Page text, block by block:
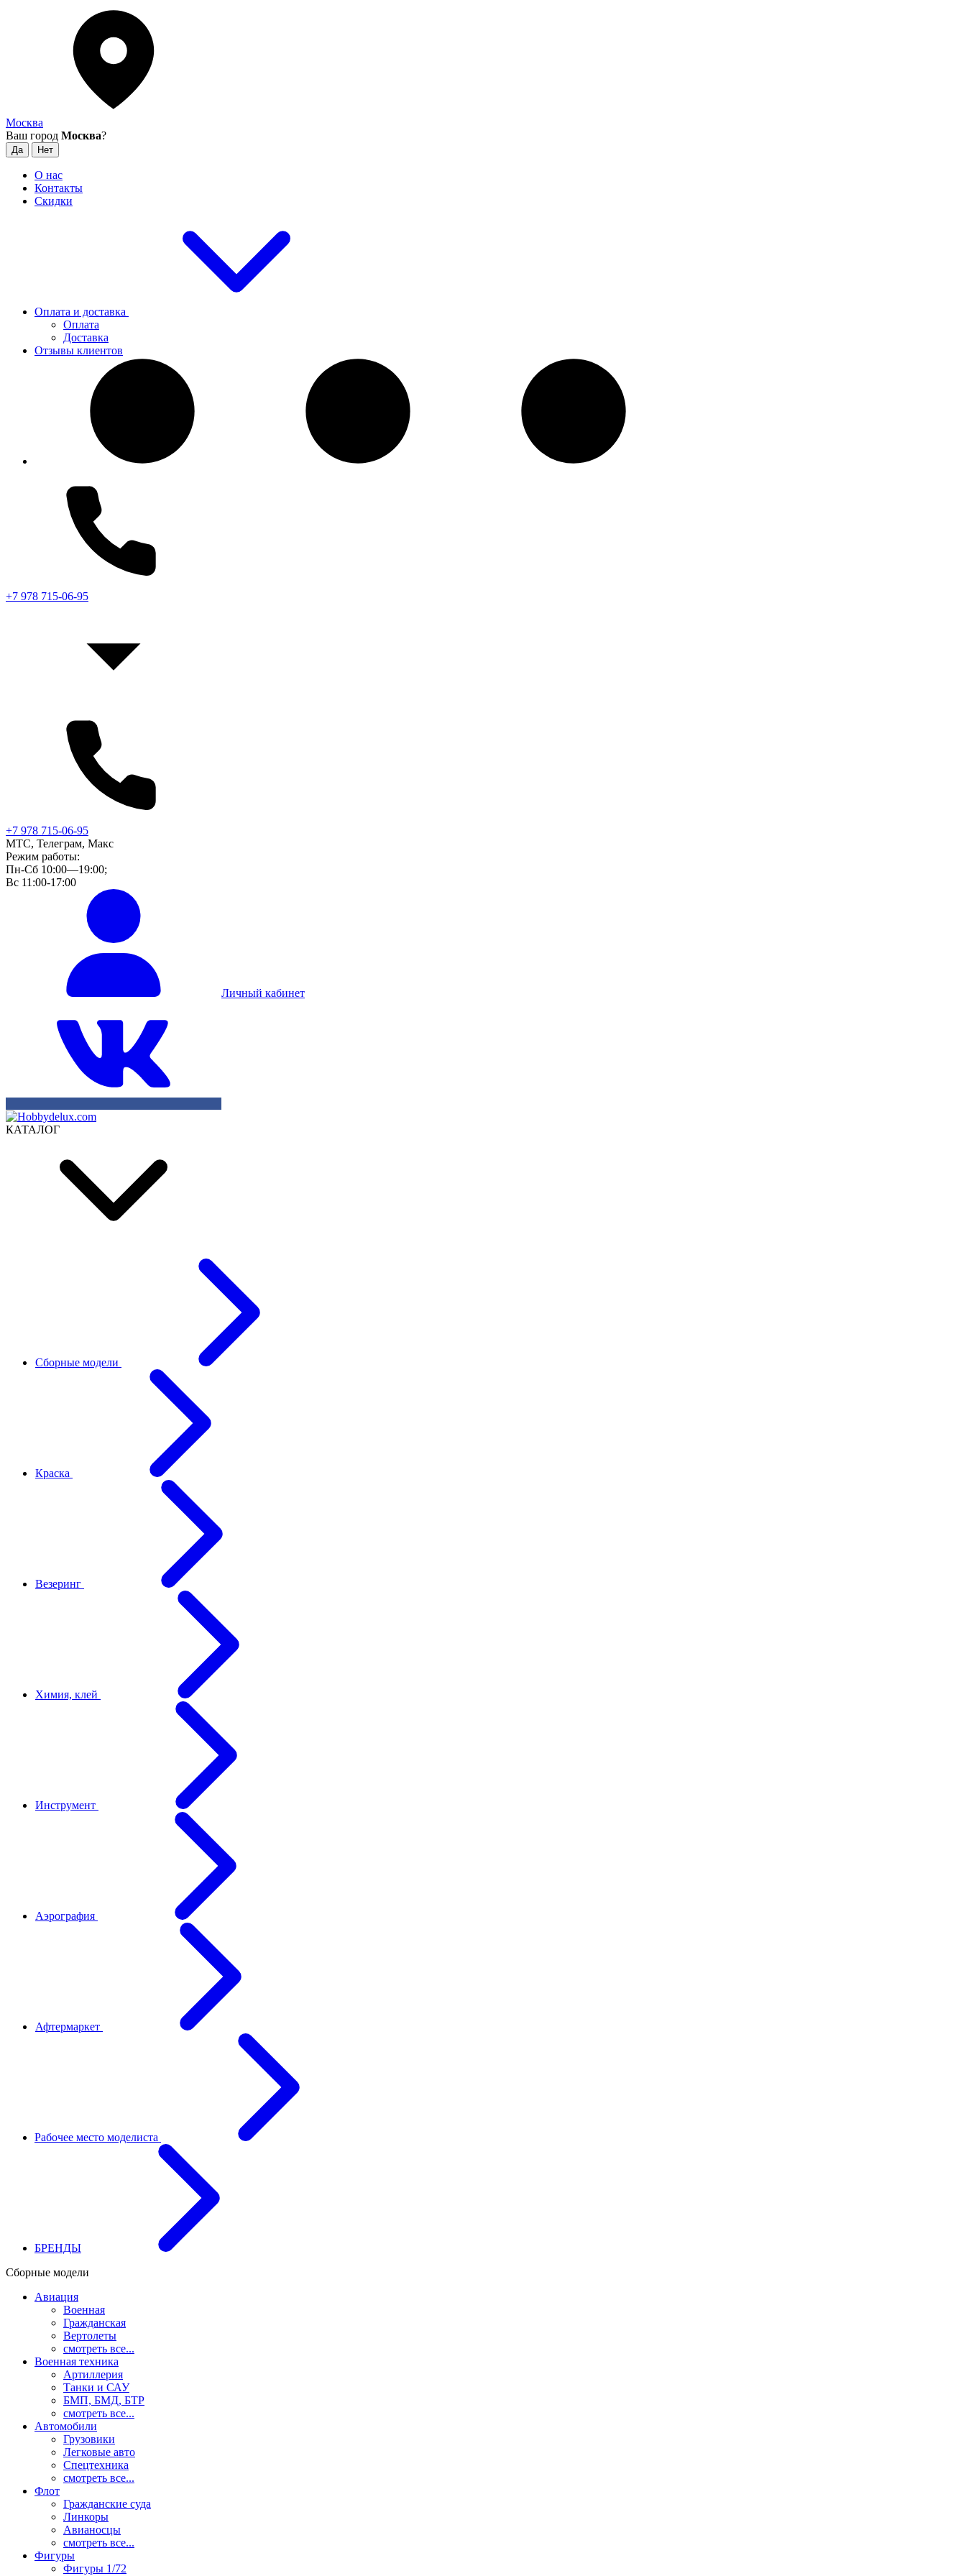
Москва
Ваш город Москва?
О нас
Контакты
Скидки
Оплата и доставка
Оплата
Доставка
Отзывы клиентов
+7 978 715-06-95
+7 978 715-06-95
МТС, Телеграм, Макс
Режим работы:
Пн-Сб 10:00—19:00;
Вс 11:00-17:00
Личный кабинет
КАТАЛОГ
Сборные модели
Краска
Везеринг
Химия, клей
Инструмент
Аэрография
Афтермаркет
Рабочее место моделиста
БРЕНДЫ
Сборные модели
Авиация
Военная
Гражданская
Вертолеты
смотреть все...
Военная техника
Артиллерия
Танки и САУ
БМП, БМД, БТР
смотреть все...
Автомобили
Грузовики
Легковые авто
Спецтехника
смотреть все...
Флот
Гражданские суда
Линкоры
Авианосцы
смотреть все...
Фигуры
Фигуры 1/72